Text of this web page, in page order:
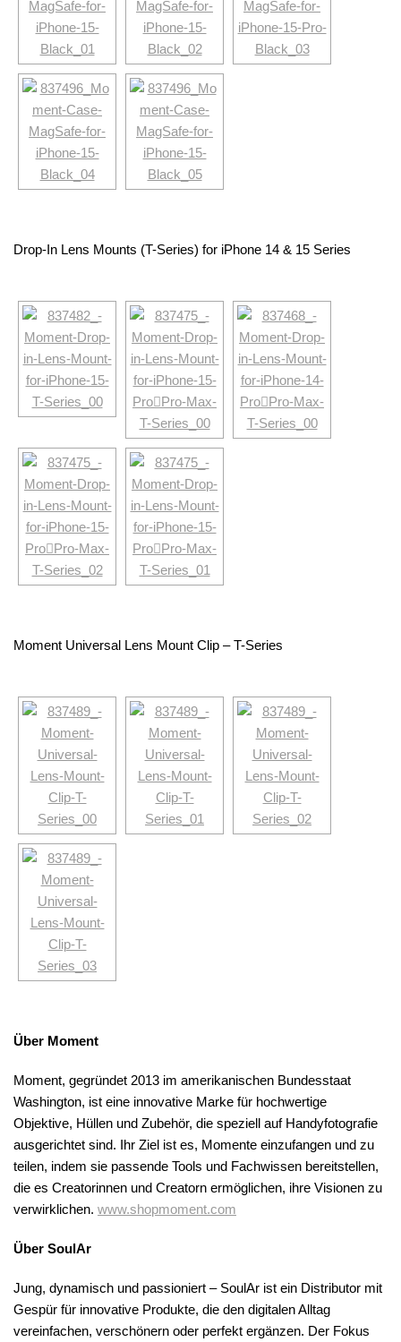
Drop-In Lens Mounts (T-Series) for iPhone 14 & 15 Series
Moment Universal Lens Mount Clip – T-Series
Über Moment
Moment, gegründet 2013 im amerikanischen Bundesstaat
Washington, ist eine innovative Marke für hochwertige
Objektive, Hüllen und Zubehör, die speziell auf Handyfotografie
ausgerichtet sind. Ihr Ziel ist es, Momente einzufangen und zu
teilen, indem sie passende Tools und Fachwissen bereitstellen,
die es Creatorinnen und Creatorn ermöglichen, ihre Visionen zu
verwirklichen. www.shopmoment.com
Über SoulAr
Jung, dynamisch und passioniert – SoulAr ist ein Distributor mit
Gespür für innovative Produkte, die den digitalen Alltag
vereinfachen, verschönern oder perfekt ergänzen. Der Fokus